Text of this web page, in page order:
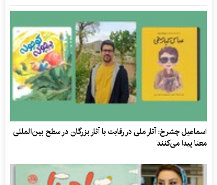
اسماعیل چشرخ: آثار ملی در رقابت با آثار بزرگان در سطح بین‌المللی
معنا پیدا می‌کنند